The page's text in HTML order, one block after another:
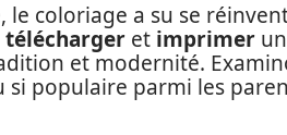
coloriage a su se
télécharger et imprimer
et modernité.
populaire parmi les